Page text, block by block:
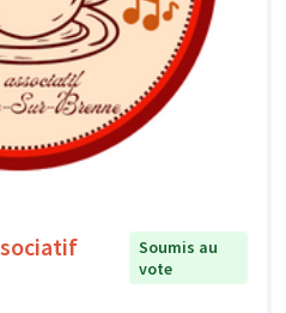
Soumis au
vote